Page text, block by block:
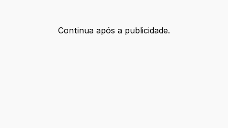
Continua após a publicidade.